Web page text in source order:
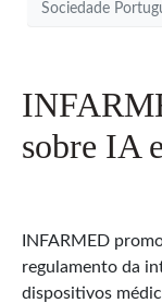
Sociedade
sobre IA
INFARMED
regulamento da
dispositivos